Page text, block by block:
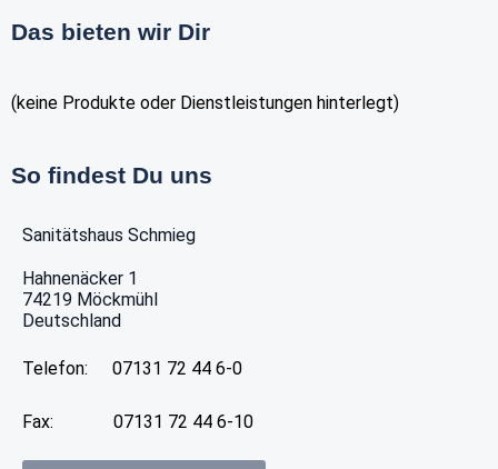
Das bieten wir Dir
(keine Produkte oder Dienstleistungen hinterlegt)
So findest Du uns
Sanitätshaus Schmieg
Hahnenäcker 1
74219 Möckmühl
Deutschland
Telefon: 07131 72 44 6-0
Fax: 07131 72 44 6-10